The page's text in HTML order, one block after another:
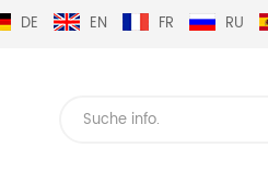
DE EN FR RU